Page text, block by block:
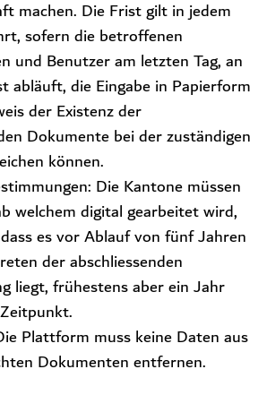
machen. Die Frist gilt in jedem
sofern die betroffenen
und Benutzer am letzten Tag, an
abläuft, die Eingabe in Papierform
der Existenz der
Dokumente bei der zuständigen
können.
Die Kantone müssen
welchem digital gearbeitet wird,
es vor Ablauf von fünf Jahren
der abschliessenden
liegt, frühestens aber ein Jahr
Plattform muss keine Daten aus
Dokumenten entfernen.